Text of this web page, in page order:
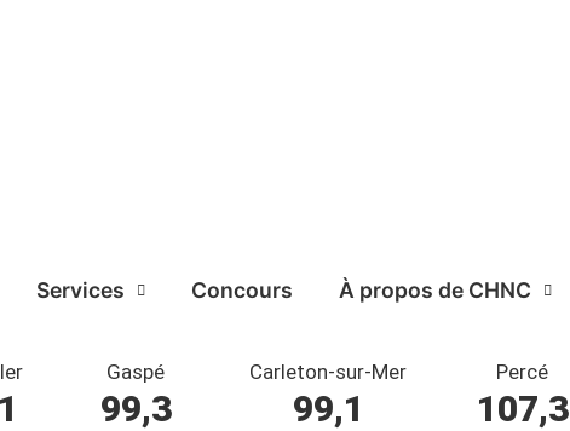
Services Concours À propos de CHNC
Gaspé
99,3
Carleton-sur-Mer
99,1
Percé
107,3